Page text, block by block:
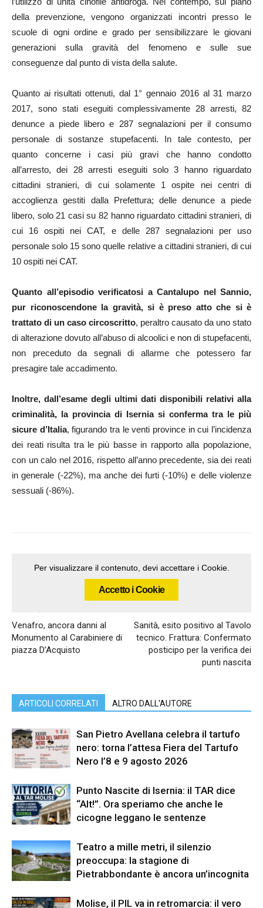
della prevenzione, vengono organizzati incontri presso le
scuole di ogni ordine e grado per sensibilizzare le giovani
generazioni sulla gravità del fenomeno e sulle sue
conseguenze dal punto di vista della salute.
Quanto ai risultati ottenuti, dal 1° gennaio 2016 al 31 marzo
2017, sono stati eseguiti complessivamente 28 arresti, 82
denunce a piede libero e 287 segnalazioni per il consumo
personale di sostanze stupefacenti. In tale contesto, per
quanto concerne i casi più gravi che hanno condotto
all’arresto, dei 28 arresti eseguiti solo 3 hanno riguardato
cittadini stranieri, di cui solamente 1 ospite nei centri di
accoglienza gestiti dalla Prefettura; delle denunce a piede
libero, solo 21 casi su 82 hanno riguardato cittadini stranieri, di
cui 16 ospiti nei CAT, e delle 287 segnalazioni per uso
personale solo 15 sono quelle relative a cittadini stranieri, di cui
10 ospiti nei CAT.
Quanto all’episodio verificatosi a Cantalupo nel Sannio,
pur riconoscendone la gravità, si è preso atto che si è
trattato di un caso circoscritto, peraltro causato da uno stato
di alterazione dovuto all’abuso di alcoolici e non di stupefacenti,
non preceduto da segnali di allarme che potessero far
presagire tale accadimento.
Inoltre, dall’esame degli ultimi dati disponibili relativi alla
criminalità, la provincia di Isernia si conferma tra le più
sicure d’Italia, figurando tra le venti province in cui l’incidenza
dei reati risulta tra le più basse in rapporto alla popolazione,
con un calo nel 2016, rispetto all’anno precedente, sia dei reati
in generale (-22%), ma anche dei furti (-10%) e delle violenze
sessuali (-86%).
Per visualizzare il contenuto, devi accettare i Cookie.
Accetto i Cookie
Venafro, ancora danni al
Monumento al Carabiniere di
piazza D’Acquisto
Sanità, esito positivo al Tavolo
tecnico. Frattura: Confermato
posticipo per la verifica dei
punti nascita
ARTICOLI CORRELATI ALTRO DALL'AUTORE
San Pietro Avellana celebra il tartufo
nero: torna l’attesa Fiera del Tartufo
Nero l’8 e 9 agosto 2026
Punto Nascite di Isernia: il TAR dice
“Alt!”. Ora speriamo che anche le
cicogne leggano le sentenze
Teatro a mille metri, il silenzio
preoccupa: la stagione di
Pietrabbondante è ancora un’incognita
Molise, il PIL va in retromarcia: il vero